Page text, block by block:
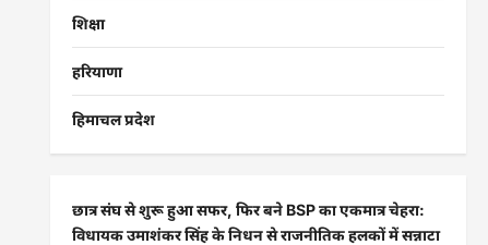
शिक्षा
हरियाणा
हिमाचल प्रदेश
छात्र संघ से शुरू हुआ सफर, फिर बने BSP का एकमात्र चेहरा:
विधायक उमाशंकर सिंह के निधन से राजनीतिक हलकों में सन्नाटा